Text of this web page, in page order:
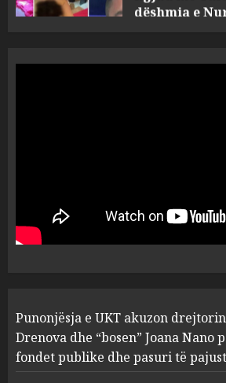
5
MARCH 25, 2025
2
procedim
Kokëdhimën
MARCH 27, 2025
3
sulmuan
ngjarja u
serverat?
MARCH 25, 2025
Punonjësja e UKT akuzon
Drenova dhe “bosen” Joana Nano
fondet publike dhe pasuri të